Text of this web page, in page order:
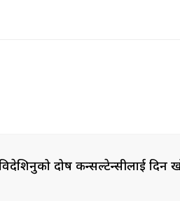
विदेशिनुको दोष कन्सल्टेन्सीलाई दिन